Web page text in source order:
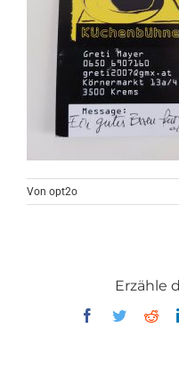
Von opt2o
Erzähle
Facebook
Twitter